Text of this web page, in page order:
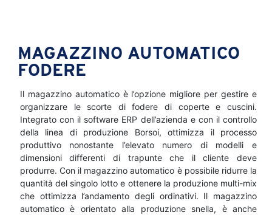
MAGAZZINO AUTOMATICO
FODERE
Il magazzino automatico è l’opzione migliore per gestire e
organizzare le scorte di fodere di coperte e cuscini.
Integrato con il software ERP dell’azienda e con il controllo
della linea di produzione Borsoi, ottimizza il processo
produttivo nonostante l’elevato numero di modelli e
dimensioni differenti di trapunte che il cliente deve
produrre. Con il magazzino automatico è possibile ridurre la
quantità del singolo lotto e ottenere la produzione multi-mix
che ottimizza l’andamento degli ordinativi. Il magazzino
automatico è orientato alla produzione snella, è anche